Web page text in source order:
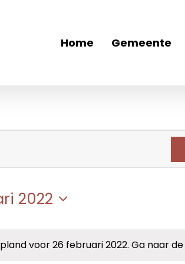
Home Gemeente
Bericht
voor 26 februari 2022. Ga naar de
2022